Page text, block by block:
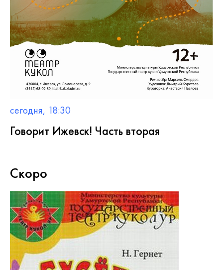
сегодня, 18:30
Говорит Ижевск! Часть вторая
Скоро